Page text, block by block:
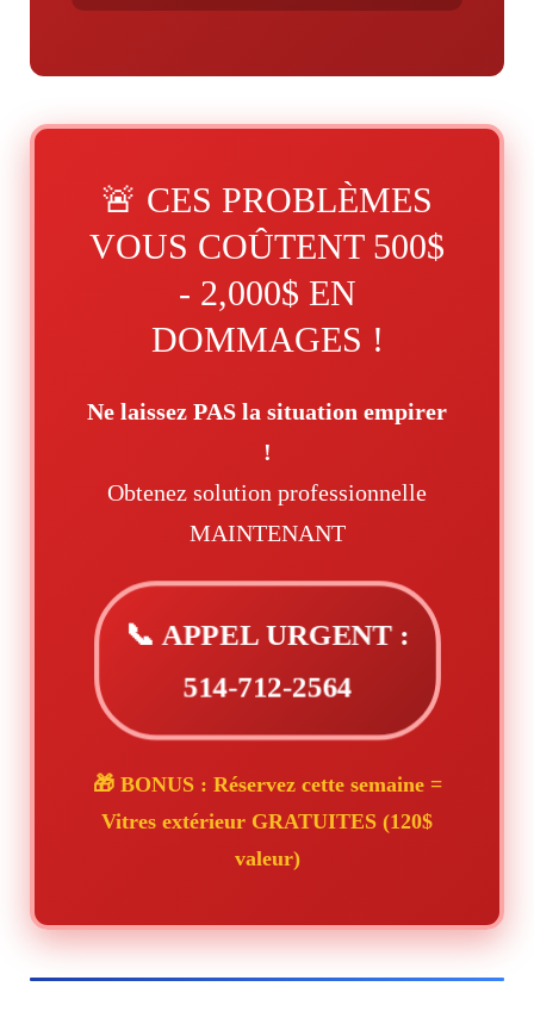
🚨 CES PROBLÈMES
VOUS COÛTENT 500$
- 2,000$ EN
DOMMAGES !
Ne laissez PAS la situation empirer
!
Obtenez solution professionnelle
MAINTENANT
📞 APPEL URGENT :
514-712-2564
🎁 BONUS : Réservez cette semaine =
Vitres extérieur GRATUITES (120$
valeur)